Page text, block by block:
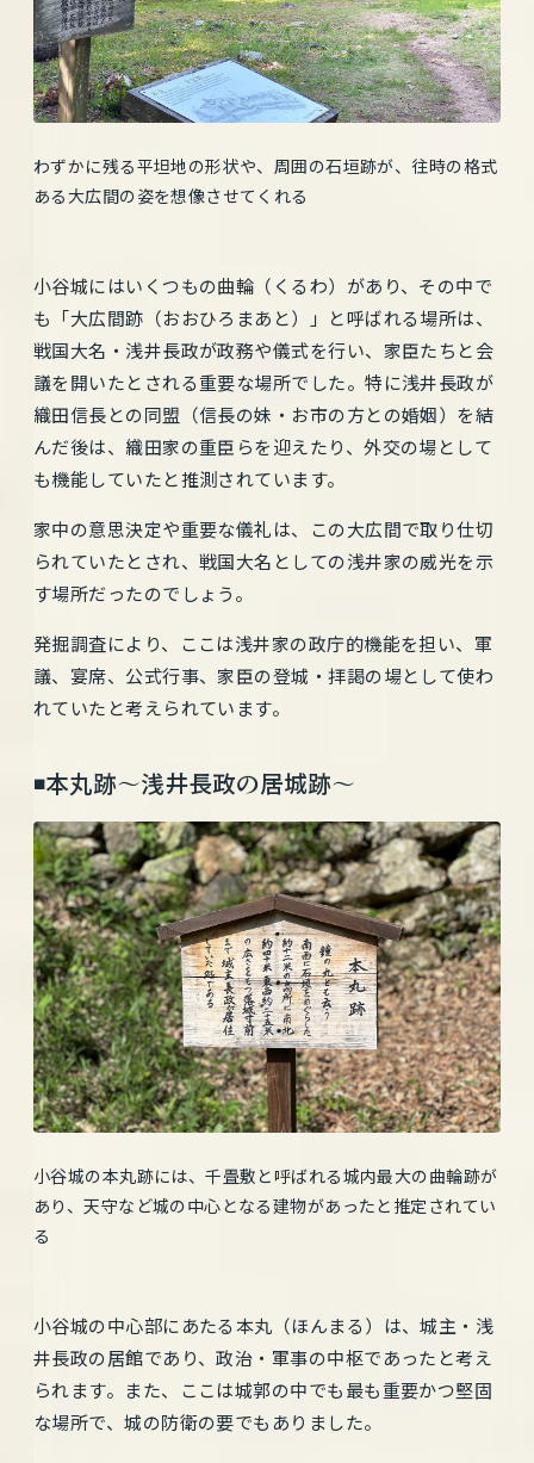
わずかに残る平坦地の形状や、周囲の石垣跡が、往時の格式
ある大広間の姿を想像させてくれる
小谷城にはいくつもの曲輪（くるわ）があり、その中で
も「大広間跡（おおひろまあと）」と呼ばれる場所は、
戦国大名・浅井長政が政務や儀式を行い、家臣たちと会
議を開いたとされる重要な場所でした。特に浅井長政が
織田信長との同盟（信長の妹・お市の方との婚姻）を結
んだ後は、織田家の重臣らを迎えたり、外交の場として
も機能していたと推測されています。
家中の意思決定や重要な儀礼は、この大広間で取り仕切
られていたとされ、戦国大名としての浅井家の威光を示
す場所だったのでしょう。
発掘調査により、ここは浅井家の政庁的機能を担い、軍
議、宴席、公式行事、家臣の登城・拝謁の場として使わ
れていたと考えられています。
◾️本丸跡〜浅井長政の居城跡〜
小谷城の本丸跡には、千畳敷と呼ばれる城内最大の曲輪跡が
あり、天守など城の中心となる建物があったと推定されてい
る
小谷城の中心部にあたる本丸（ほんまる）は、城主・浅
井長政の居館であり、政治・軍事の中枢であったと考え
られます。また、ここは城郭の中でも最も重要かつ堅固
な場所で、城の防衛の要でもありました。